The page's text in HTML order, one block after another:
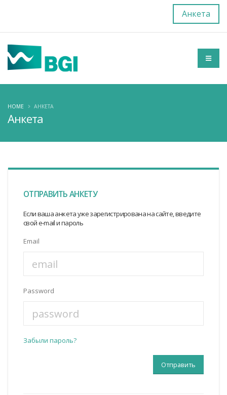
Анкета
Анкета
HOME АНКЕТА
ОТПРАВИТЬ АНКЕТУ
Если ваша анкета уже зарегистрирована на сайте, введите
свой e-mail и пароль
Email
Password
Забыли пароль?